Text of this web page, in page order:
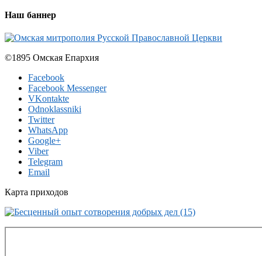
Наш баннер
©1895 Омская Епархия
Facebook
Facebook Messenger
VKontakte
Odnoklassniki
Twitter
WhatsApp
Google+
Viber
Telegram
Email
Карта приходов